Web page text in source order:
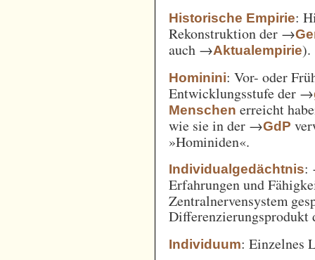
Historische Empirie:
Rekonstruktion der →
auch →Aktualempirie).
Hominini: Vor- oder
Entwicklungsstufe der →
Menschen erreicht
wie sie in der →GdP
»Hominiden«.
Individualgedächtnis:
Erfahrungen und
Zentralnervensystem
Individuum: Einzelnes